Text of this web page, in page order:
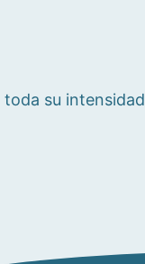
toda su intensidad